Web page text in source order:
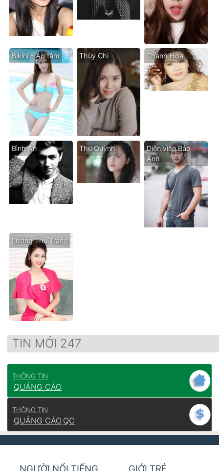
Bikini - Áo tăm Thùy Chi Thanh Hoa
Bình An Thu Quỳnh
Diễn viên Bảo
Anh
Lương Thu Trang
TIN MỚI 247
THÔNG TIN
QUẢNG CÁO
THÔNG TIN
QUẢNG CÁO QC
NGƯỜI NỔI TIẾNG GIỚI TRẺ